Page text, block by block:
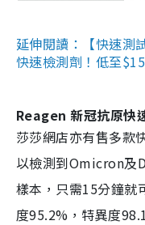
延伸閱讀：【快速測
快速檢測劑！低至
Reagen 新冠抗原快
莎莎網店亦有售多款
以檢測到Omicron及
樣本，只需15分鐘就
度95.2%，特異度